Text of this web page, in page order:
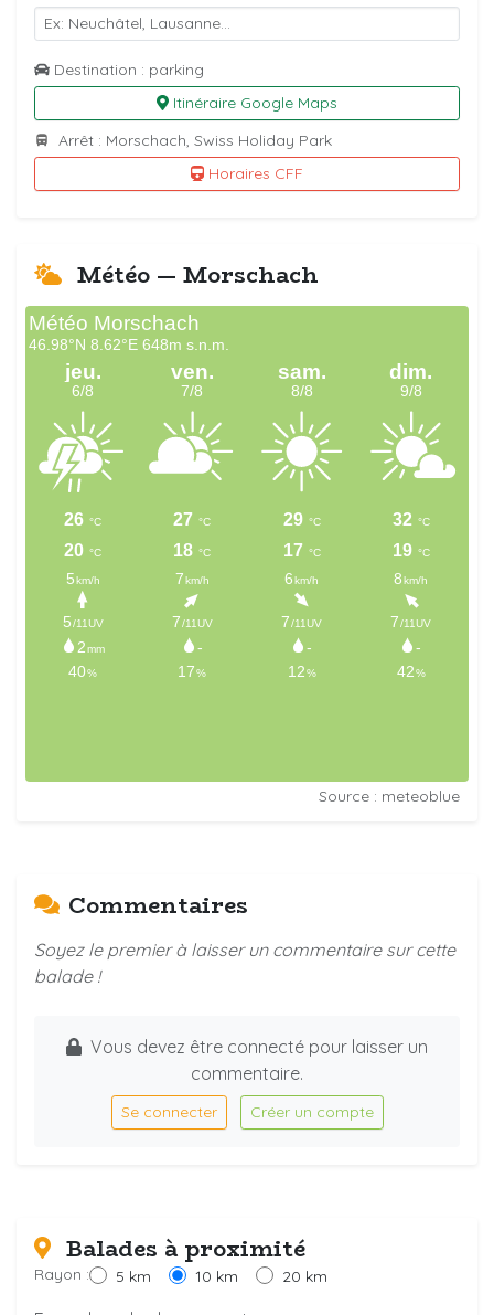
Destination : parking
Itinéraire Google Maps
Arrêt : Morschach, Swiss Holiday Park
Horaires CFF
Météo — Morschach
Source : meteoblue
Commentaires
Soyez le premier à laisser un commentaire sur cette
balade !
Vous devez être connecté pour laisser un
commentaire.
Se connecter Créer un compte
Balades à proximité
Rayon : 5 km 10 km 20 km